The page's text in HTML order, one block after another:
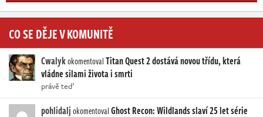
CO SE DĚJE V KOMUNITĚ
CwalykokomentovalTitan Quest 2 dostává novou třídu, která
vládne silami života i smrti
právě teď
pohlidaljokomentovalGhost Recon: Wildlands slaví 25 let série